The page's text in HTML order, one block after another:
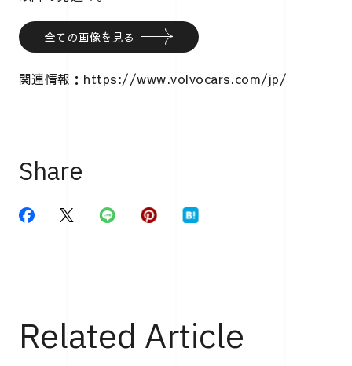
全ての画像を見る
関連情報： https://www.volvocars.com/jp/
Share
Related Article